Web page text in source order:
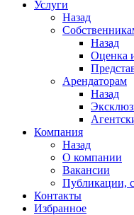
Услуги
Назад
Назад
Оценка
Арендаторам
Назад
Компания
Назад
О компании
Вакансии
Публикации,
Контакты
Избранное